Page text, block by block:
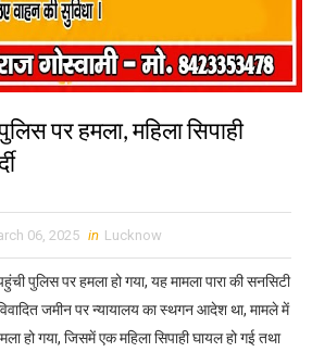
पर हमला, महिला सिपाही
06, 2025 in Lucknow
पुलिस पर हमला हो गया, यह मामला पारा की सनसिटी
जमीन पर न्यायालय का स्थगन आदेश था, मामले में
हो गया, जिसमें एक महिला सिपाही घायल हो गई तथा